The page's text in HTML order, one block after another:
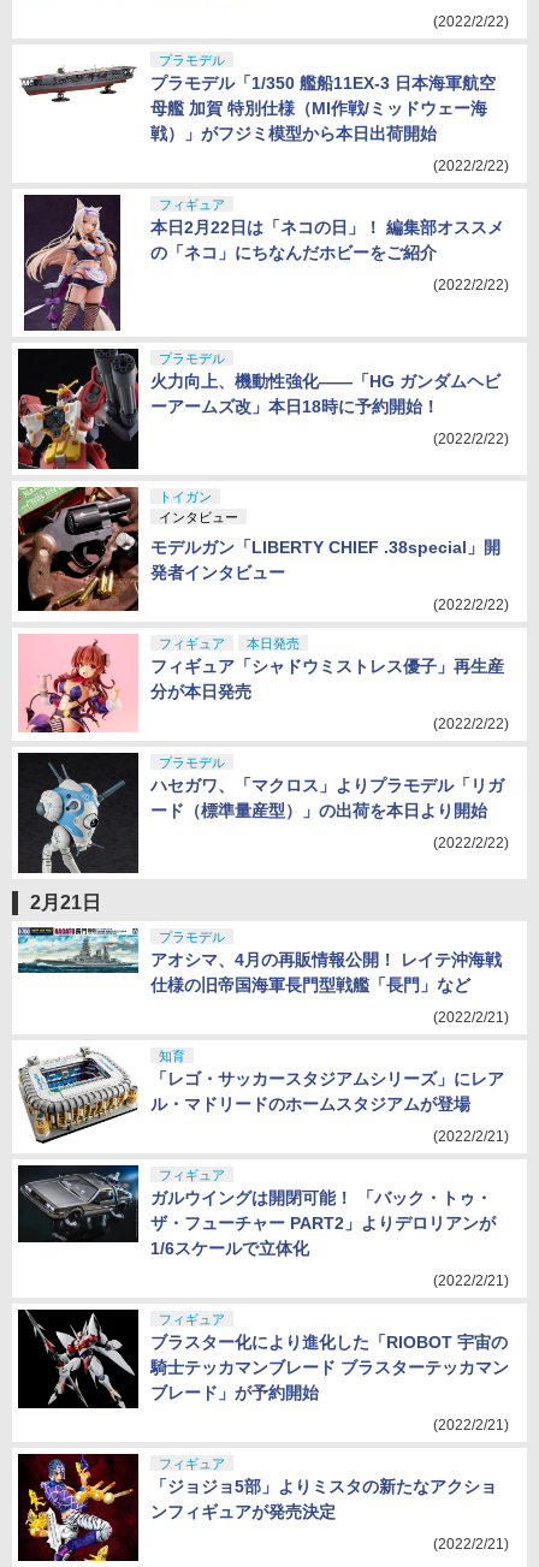
(2022/2/22)
プラモデル
プラモデル「1/350 艦船11EX-3 日本海軍航空
母艦 加賀 特別仕様（MI作戦/ミッドウェー海
戦）」がフジミ模型から本日出荷開始
(2022/2/22)
フィギュア
本日2月22日は「ネコの日」！ 編集部オススメ
の「ネコ」にちなんだホビーをご紹介
(2022/2/22)
プラモデル
火力向上、機動性強化――「HG ガンダムヘビ
ーアームズ改」本日18時に予約開始！
(2022/2/22)
トイガン
インタビュー
モデルガン「LIBERTY CHIEF .38special」開
発者インタビュー
(2022/2/22)
フィギュア 本日発売
フィギュア「シャドウミストレス優子」再生産
分が本日発売
(2022/2/22)
プラモデル
ハセガワ、「マクロス」よりプラモデル「リガ
ード（標準量産型）」の出荷を本日より開始
(2022/2/22)
2月21日
プラモデル
アオシマ、4月の再販情報公開！ レイテ沖海戦
仕様の旧帝国海軍長門型戦艦「長門」など
(2022/2/21)
知育
「レゴ・サッカースタジアムシリーズ」にレア
ル・マドリードのホームスタジアムが登場
(2022/2/21)
フィギュア
ガルウイングは開閉可能！ 「バック・トゥ・
ザ・フューチャー PART2」よりデロリアンが
1/6スケールで立体化
(2022/2/21)
フィギュア
ブラスター化により進化した「RIOBOT 宇宙の
騎士テッカマンブレード ブラスターテッカマン
ブレード」が予約開始
(2022/2/21)
フィギュア
「ジョジョ5部」よりミスタの新たなアクショ
ンフィギュアが発売決定
(2022/2/21)